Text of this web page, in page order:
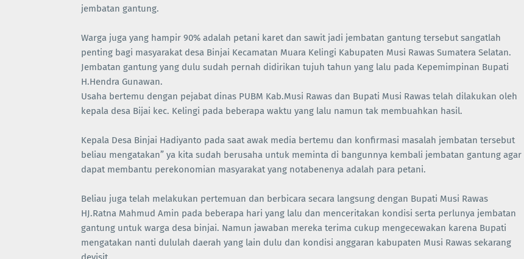
jembatan gantung.
Warga juga yang hampir 90% adalah petani karet dan sawit jadi jembatan gantung tersebut sangatlah
penting bagi masyarakat desa Binjai Kecamatan Muara Kelingi Kabupaten Musi Rawas Sumatera Selatan.
Jembatan gantung yang dulu sudah pernah didirikan tujuh tahun yang lalu pada Kepemimpinan Bupati
H.Hendra Gunawan.
Usaha bertemu dengan pejabat dinas PUBM Kab.Musi Rawas dan Bupati Musi Rawas telah dilakukan oleh
kepala desa Bijai kec. Kelingi pada beberapa waktu yang lalu namun tak membuahkan hasil.
Kepala Desa Binjai Hadiyanto pada saat awak media bertemu dan konfirmasi masalah jembatan tersebut
beliau mengatakan” ya kita sudah berusaha untuk meminta di bangunnya kembali jembatan gantung agar
dapat membantu perekonomian masyarakat yang notabenenya adalah para petani.
Beliau juga telah melakukan pertemuan dan berbicara secara langsung dengan Bupati Musi Rawas
HJ.Ratna Mahmud Amin pada beberapa hari yang lalu dan menceritakan kondisi serta perlunya jembatan
gantung untuk warga desa binjai. Namun jawaban mereka terima cukup mengecewakan karena Bupati
mengatakan nanti dululah daerah yang lain dulu dan kondisi anggaran kabupaten Musi Rawas sekarang